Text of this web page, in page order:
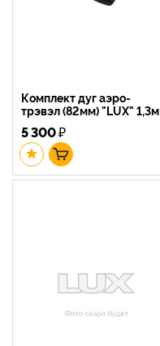
Комплект дуг аэро-
трэвэл (82мм) "LUX" 1,3м
5 300₽